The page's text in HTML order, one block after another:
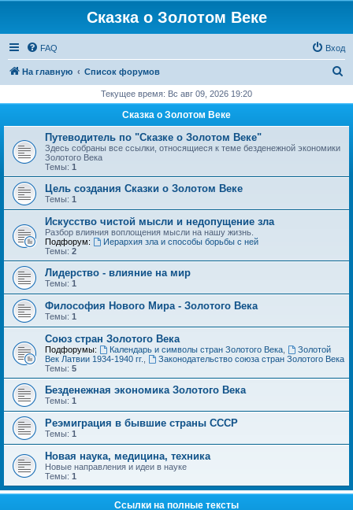
Сказка о Золотом Веке
FAQ Вход
На главную Список форумов
с
Текущее время: Вс авг 09, 2026 19:20
Сказка о Золотом Веке
Путеводитель по "Сказке о Золотом Веке"
Здесь собраны все ссылки, относящиеся к теме безденежной экономики
Золотого Века
Темы: 1
Цель создания Сказки о Золотом Веке
Темы: 1
Искусство чистой мысли и недопущение зла
Разбор влияния воплощения мысли на нашу жизнь.
Подфорум:
Иерархия зла и способы борьбы с ней
Темы: 2
Лидерство - влияние на мир
Темы: 1
Философия Нового Мира - Золотого Века
Темы: 1
Cоюз стран Золотого Века
Подфорумы: Календарь и символы стран Золотого Века,
Золотой
Век Латвии 1934-1940 гг.
Законодательство союза стран Золотого Века
Темы: 5
Безденежная экономика Золотого Века
Темы: 1
Реэмиграция в бывшие страны СССР
Темы: 1
Новая наука, медицина, техника
Новые направления и идеи в науке
Темы: 1
Ссылки на полные тексты